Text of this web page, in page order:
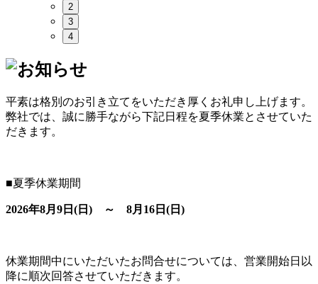
2
3
4
平素は格別のお引き立てをいただき厚くお礼申し上げます。
弊社では、誠に勝手ながら下記日程を夏季休業とさせていた
だきます。
■夏季休業期間
2026年8月9日(日) ～ 8月16日(日)
休業期間中にいただいたお問合せについては、営業開始日以
降に順次回答させていただきます。